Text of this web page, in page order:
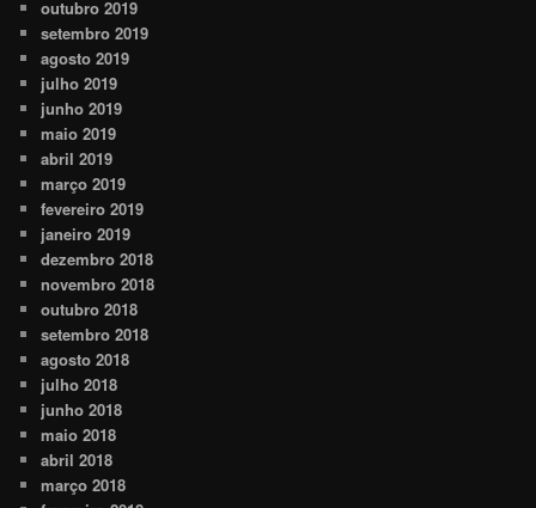
outubro 2019
setembro 2019
agosto 2019
julho 2019
junho 2019
maio 2019
abril 2019
março 2019
fevereiro 2019
janeiro 2019
dezembro 2018
novembro 2018
outubro 2018
setembro 2018
agosto 2018
julho 2018
junho 2018
maio 2018
abril 2018
março 2018